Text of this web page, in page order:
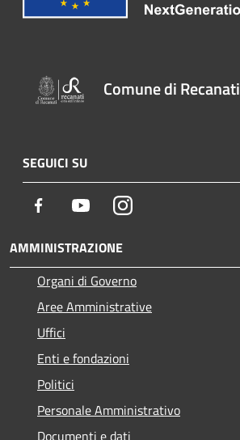
Comune di Recanati
SEGUICI SU
Facebook YoutubeInstagram
AMMINISTRAZIONE
Organi di Governo
Aree Amministrative
Uffici
Enti e fondazioni
Politici
Personale Amministrativo